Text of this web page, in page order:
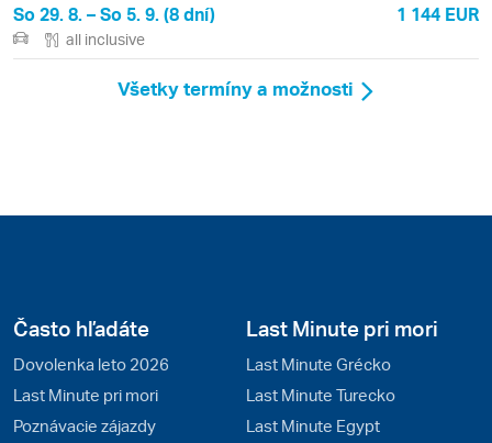
So 29. 8. – So 5. 9. (8 dní) 1 144 EUR
all inclusive
Všetky termíny a možnosti
Často hľadáte
Dovolenka leto 2026
Last Minute pri mori
Poznávacie zájazdy
Last Minute pri mori
Last Minute Grécko
Last Minute Turecko
Last Minute Egypt